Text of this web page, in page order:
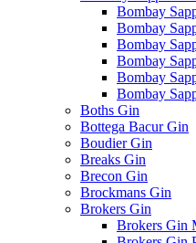
Bombay
Bombay
Bombay
Bombay
Bombay
Bombay
Boths Gin
Bottega Bacur Gin
Boudier Gin
Breaks Gin
Brecon Gin
Brockmans Gin
Brokers Gin
Brokers Gin